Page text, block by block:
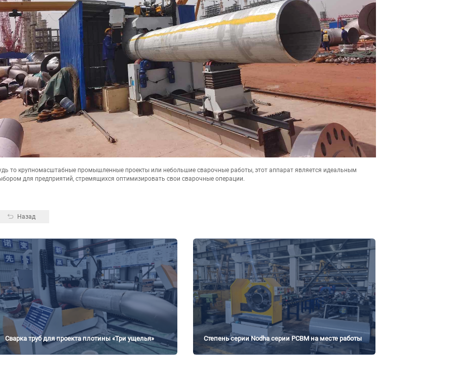
то крупномасштабные промышленные проекты или небольшие сварочные работы, этот аппарат является идеальным
для предприятий, стремящихся оптимизировать свои сварочные операции.
Назад
Сварка труб для проекта плотины «Три ущелья» Степень серии Nodha серии PCBM на месте работы